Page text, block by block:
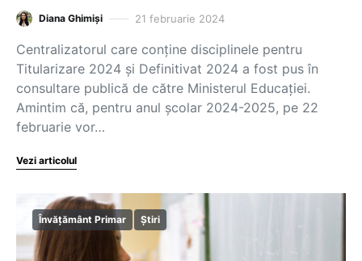
Diana Ghimiși 21 februarie 2024
Centralizatorul care conține disciplinele pentru
Titularizare 2024 și Definitivat 2024 a fost pus în
consultare publică de către Ministerul Educației.
Amintim că, pentru anul școlar 2024-2025, pe 22
februarie vor…
Vezi articolul
Învățământ Primar Știri